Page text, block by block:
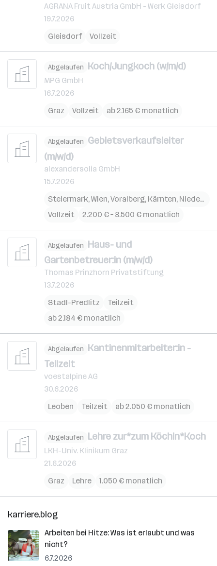
AGRANA Fruit Austria GmbH - Werk Gleisdorf
19.7.2026
Gleisdorf
Vollzeit
Abgelaufen Koch/Jungkoch (w/m/d)
MPG GmbH
16.7.2026
Graz
Vollzeit ab 2.165 € monatlich
Abgelaufen Gebietsverkaufsleiter
(m/w/d)
alexandersolia GmbH
15.7.2026
Steiermark,Wien,Voralberg, Kärnten, Niederösterreich
Vollzeit
2.200 € – 3.500 € monatlich
Abgelaufen Haus- und
Gartenbetreuer:in (m/w/d)
Thomas Prinzhorn Privatstiftung
13.7.2026
Stadl-Predlitz
Teilzeit
ab 2.184 € monatlich
Abgelaufen Kantinenmitarbeiter:in -
Teilzeit
voestalpine AG
30.6.2026
Leoben
Teilzeit ab 2.050 € monatlich
Abgelaufen Lehre zur*zum Köchin*Koch
LKH-Univ. Klinikum Graz
21.6.2026
Graz
Lehre 1.050 € monatlich
karriere.blog
Arbeiten bei Hitze: Was ist erlaubt und was
nicht?
6.7.2026